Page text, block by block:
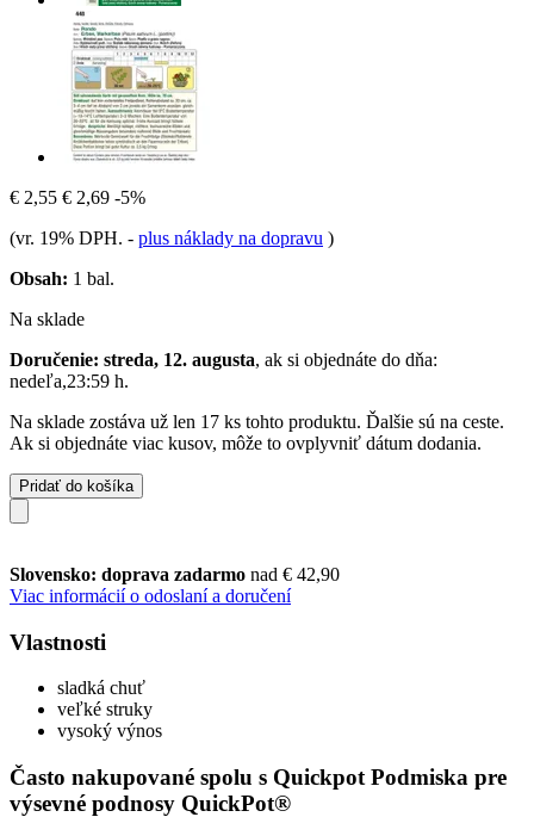
€ 2,55 € 2,69 -5%
(vr. 19% DPH. - plus náklady na dopravu )
Obsah: 1 bal.
Na sklade
Doručenie: streda, 12. augusta, ak si objednáte do dňa:
nedeľa,23:59 h.
Na sklade zostáva už len 17 ks tohto produktu. Ďalšie sú na ceste.
Ak si objednáte viac kusov, môže to ovplyvniť dátum dodania.
Pridať do košíka
Slovensko: doprava zadarmo nad € 42,90
Viac informácií o odoslaní a doručení
Vlastnosti
sladká chuť
veľké struky
vysoký výnos
Často nakupované spolu s Quickpot Podmiska pre
výsevné podnosy QuickPot®